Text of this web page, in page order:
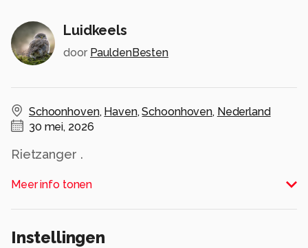
Luidkeels
door PauldenBesten
Schoonhoven, Haven,Schoonhoven, Nederland
30 mei, 2026
Rietzanger .
Alle rechten voorbehouden
Meer info tonen
Instellingen